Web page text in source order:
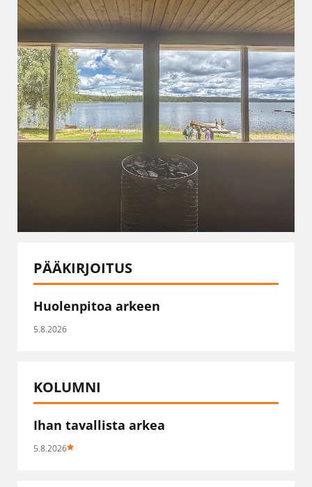
PÄÄKIRJOITUS
Huolenpitoa arkeen
5.8.2026
KOLUMNI
Ihan tavallista arkea
5.8.2026